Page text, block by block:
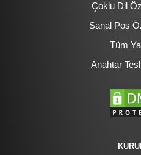
Çoklu Dil
Sanal Pos
Tüm
Anahtar